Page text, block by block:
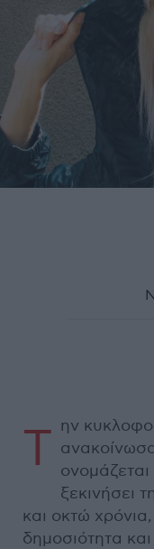
Τ ην
ονομάζεται
ξεκινήσει
και οκτώ
δημοσιότητα